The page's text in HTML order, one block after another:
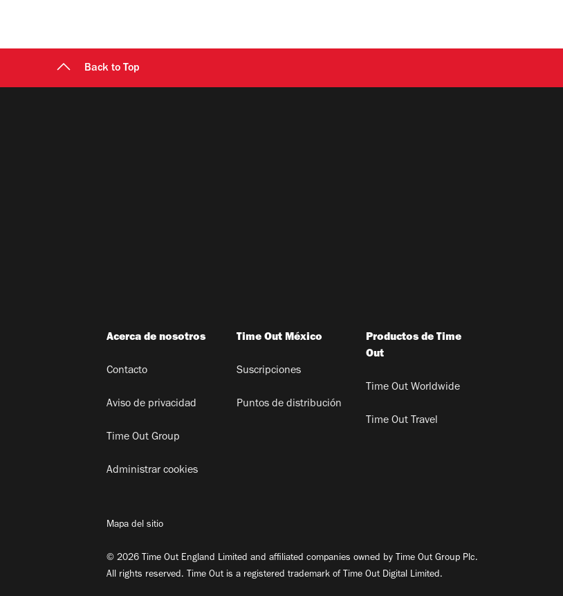
Back to Top
Acerca de nosotros
Contacto
Aviso de privacidad
Time Out Group
Administrar cookies
Time Out México
Suscripciones
Puntos de distribución
Productos de Time
Out
Time Out Worldwide
Time Out Travel
Mapa del sitio
© 2026 Time Out England Limited and affiliated companies owned by Time Out Group Plc.
All rights reserved. Time Out is a registered trademark of Time Out Digital Limited.